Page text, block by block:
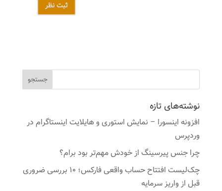
ثبت نظر
نوشته‌های تازه
افزونه اینسورا – نمایش استوری و هایلایت اینستاگرام در
وردپرس
چرا جنس پیرسینگ از خودش مهم‌تر بود برام؟
چک‌لیست افتتاح حساب واقعی فارکس؛ ۱۰ بررسی ضروری
قبل از واریز سرمایه